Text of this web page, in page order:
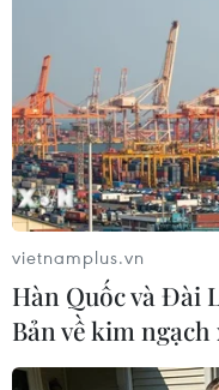
TIN LIÊN QUAN
vietnamplus.vn
Hàn Quốc và Đài
Bản về kim